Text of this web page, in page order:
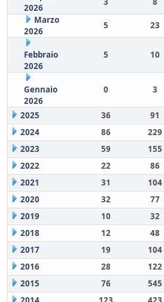
2026
Marzo
2026
5 23
Febbraio
2026
5 10
Gennaio
2026
0 3
2025 36 91
2024
86 229
2023
59 155
2022
22 86
2021
31 104
2020
32 77
2019
10 32
2018
12 48
2017
19 104
2016
28 122
2015
76 545